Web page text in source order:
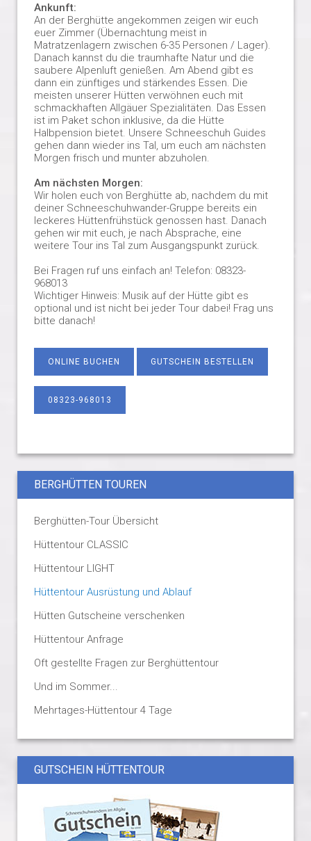
Ankunft:
An der Berghütte angekommen zeigen wir euch
euer Zimmer (Übernachtung meist in
Matratzenlagern zwischen 6-35 Personen / Lager).
Danach kannst du die traumhafte Natur und die
saubere Alpenluft genießen. Am Abend gibt es
dann ein zünftiges und stärkendes Essen. Die
meisten unserer Hütten verwöhnen euch mit
schmackhaften Allgäuer Spezialitäten. Das Essen
ist im Paket schon inklusive, da die Hütte
Halbpension bietet. Unsere Schneeschuh Guides
gehen dann wieder ins Tal, um euch am nächsten
Morgen frisch und munter abzuholen.
Am nächsten Morgen:
Wir holen euch von Berghütte ab, nachdem du mit
deiner Schneeschuhwander-Gruppe bereits ein
leckeres Hüttenfrühstück genossen hast. Danach
gehen wir mit euch, je nach Absprache, eine
weitere Tour ins Tal zum Ausgangspunkt zurück.
Bei Fragen ruf uns einfach an! Telefon: 08323-
968013
Wichtiger Hinweis: Musik auf der Hütte gibt es
optional und ist nicht bei jeder Tour dabei! Frag uns
bitte danach!
ONLINE BUCHEN GUTSCHEIN BESTELLEN
08323-968013
BERGHÜTTEN TOUREN
Berghütten-Tour Übersicht
Hüttentour CLASSIC
Hüttentour LIGHT
Hüttentour Ausrüstung und Ablauf
Hütten Gutscheine verschenken
Hüttentour Anfrage
Oft gestellte Fragen zur Berghüttentour
Und im Sommer...
Mehrtages-Hüttentour 4 Tage
GUTSCHEIN HÜTTENTOUR